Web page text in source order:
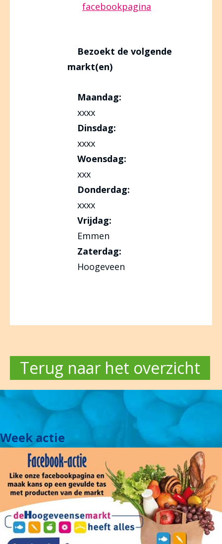
facebookpagina
Bezoekt de volgende
markt(en)
Maandag:
xxxx
Dinsdag:
xxxx
Woensdag:
xxx
Donderdag:
xxxx
Vrijdag:
Emmen
Zaterdag:
Hoogeveen
Terug naar het overzicht
Week actie